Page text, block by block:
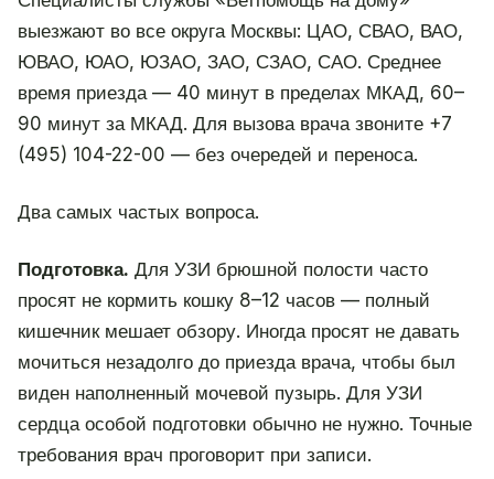
выезжают во все округа Москвы: ЦАО, СВАО, ВАО,
ЮВАО, ЮАО, ЮЗАО, ЗАО, СЗАО, САО. Среднее
время приезда — 40 минут в пределах МКАД, 60–
90 минут за МКАД. Для вызова врача звоните +7
(495) 104-22-00 — без очередей и переноса.
Два самых частых вопроса.
Подготовка. Для УЗИ брюшной полости часто
просят не кормить кошку 8–12 часов — полный
кишечник мешает обзору. Иногда просят не давать
мочиться незадолго до приезда врача, чтобы был
виден наполненный мочевой пузырь. Для УЗИ
сердца особой подготовки обычно не нужно. Точные
требования врач проговорит при записи.